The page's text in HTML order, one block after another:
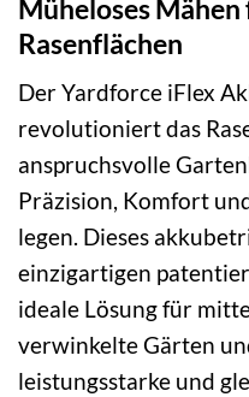
Müheloses
Rasenflächen
Der Yardforce iFlex
revolutioniert das
anspruchsvolle
Präzision, Komfort
legen. Dieses
einzigartigen
ideale Lösung für
verwinkelte Gärten
leistungsstarke und